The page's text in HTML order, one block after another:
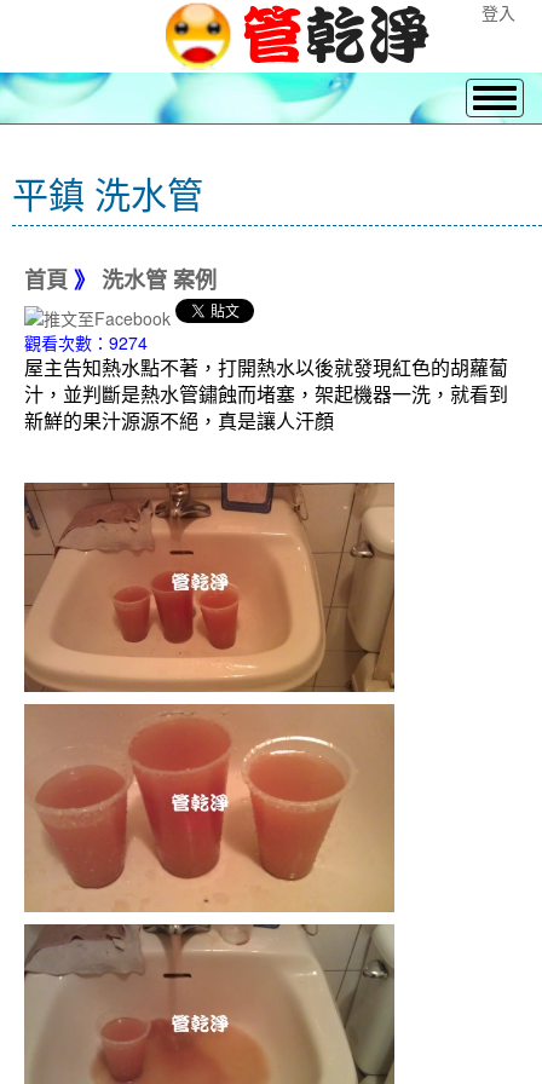
登入
平鎮 洗水管
首頁 》 洗水管 案例
觀看次數：9274
屋主告知熱水點不著，打開熱水以後就發現紅色的胡蘿蔔
汁，並判斷是熱水管鏽蝕而堵塞，架起機器一洗，就看到
新鮮的果汁源源不絕，真是讓人汗顏